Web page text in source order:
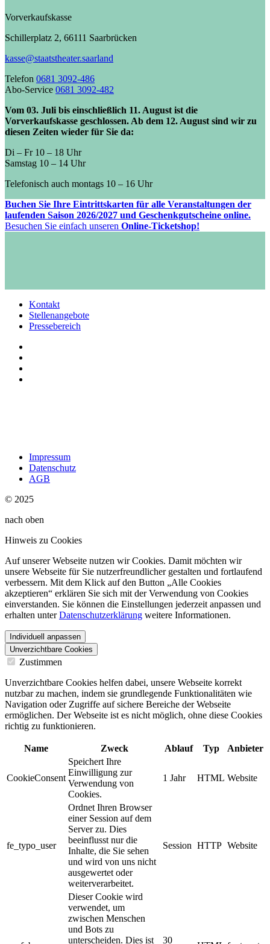
Vorverkaufskasse
Schillerplatz 2, 66111 Saarbrücken
kasse@staatstheater.saarland
Telefon 0681 3092-486
Abo-Service 0681 3092-482
Vom 03. Juli bis einschließlich 11. August ist die
Vorverkaufskasse geschlossen. Ab dem 12. August sind wir zu
diesen Zeiten wieder für Sie da:
Di – Fr 10 – 18 Uhr
Samstag 10 – 14 Uhr
Telefonisch auch montags 10 – 16 Uhr
Buchen Sie Ihre Eintrittskarten für alle Veranstaltungen der
laufenden Saison 2026/2027 und Geschenkgutscheine online.
Besuchen Sie einfach unseren Online-Ticketshop!
Kontakt
Stellenangebote
Pressebereich
Impressum
Datenschutz
AGB
© 2025
nach oben
Hinweis zu Cookies
Auf unserer Webseite nutzen wir Cookies. Damit möchten wir
unsere Webseite für Sie nutzerfreundlicher gestalten und fortlaufend
verbessern. Mit dem Klick auf den Button „Alle Cookies
akzeptieren“ erklären Sie sich mit der Verwendung von Cookies
einverstanden. Sie können die Einstellungen jederzeit anpassen und
erhalten unterDatenschutzerklärung weitere Informationen.
Individuell anpassen
Unverzichtbare Cookies
Zustimmen
Unverzichtbare Cookies helfen dabei, unsere Webseite korrekt
nutzbar zu machen, indem sie grundlegende Funktionalitäten wie
Navigation oder Zugriffe auf sichere Bereiche der Webseite
ermöglichen. Der Webseite ist es nicht möglich, ohne diese Cookies
richtig zu funktionieren.
Name Zweck Ablauf Typ Anbieter
CookieConsent
Speichert Ihre
Einwilligung zur
Verwendung von
Cookies.
1 Jahr HTML Website
fe_typo_user
Ordnet Ihren Browser
einer Session auf dem
Server zu. Dies
beeinflusst nur die
Inhalte, die Sie sehen
und wird von uns nicht
ausgewertet oder
weiterverarbeitet.
Session HTTP Website
Dieser Cookie wird
verwendet, um
zwischen Menschen
und Bots zu
unterscheiden. Dies ist
30